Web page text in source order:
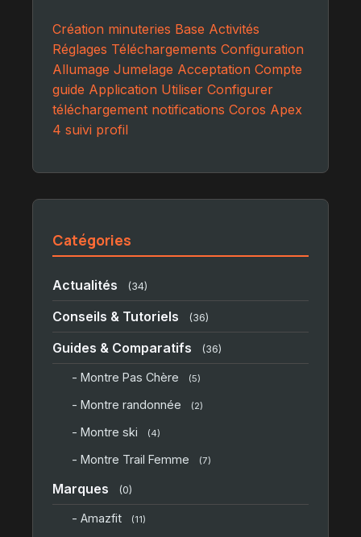
Création minuteries Base Activités
Réglages Téléchargements Configuration
Allumage Jumelage Acceptation Compte
guide Application Utiliser Configurer
téléchargement notifications Coros Apex
4 suivi profil
Catégories
Actualités (34)
Conseils & Tutoriels (36)
Guides & Comparatifs (36)
- Montre Pas Chère (5)
- Montre randonnée (2)
- Montre ski (4)
- Montre Trail Femme (7)
Marques (0)
- Amazfit (11)